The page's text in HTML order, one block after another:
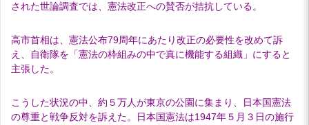
された世論調査では、憲法改正への賛否が拮抗している。
高市首相は、憲法公布79周年にあたり改正の必要性を改めて訴
え、自衛隊を「憲法の枠組みの中で真に機能する組織」にすると
主張した。
こうした状況の中、約５万人が東京の公園に集まり、日本国憲法
の尊重と戦争反対を訴えた。日本国憲法は1947年５月３日の施行